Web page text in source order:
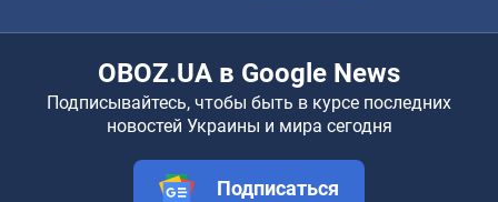
OBOZ.UA в Google News
Подписывайтесь, чтобы быть в курсе последних
новостей Украины и мира сегодня
Подписаться